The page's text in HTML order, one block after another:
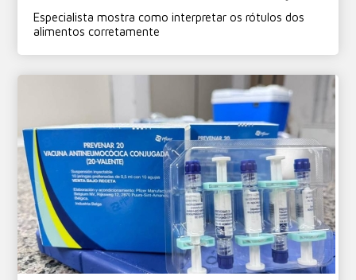
Especialista mostra como interpretar os rótulos dos
alimentos corretamente